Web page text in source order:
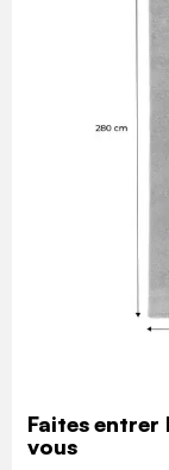
Faites entrer
vous